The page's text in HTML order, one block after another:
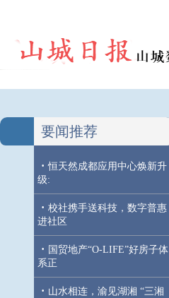
要闻推荐
· 恒天然成都应用中心焕新升
级:
· 校社携手送科技，数字普惠
进社区
· 国贸地产“O-LIFE”好房子体
系正
· 山水相连，渝见湖湘 “三湘